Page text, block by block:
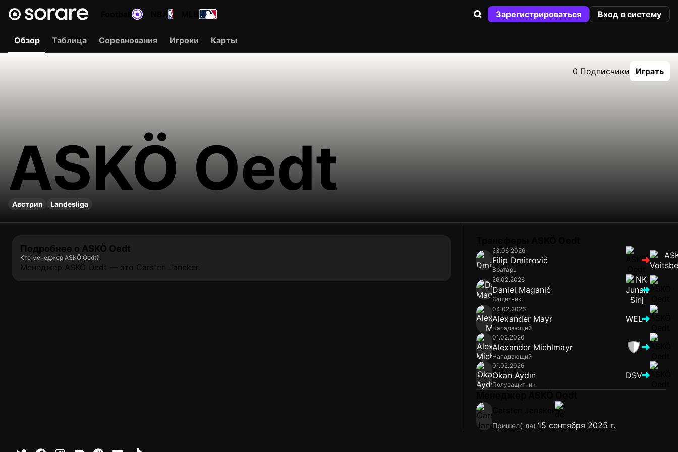
Зарегистрироваться Вход в систему
Обзор Таблица Соревнования Игроки Карты
0 Подписчики Играть
ASKÖ Oedt
Австрия Landesliga
Подробнее о ASKÖ Oedt
Кто менеджер ASKÖ Oedt?
Менеджер ASKÖ Oedt — это Carsten Jancker.
23.06.2026
Filip Dmitrović
Вратарь
26.02.2026
Daniel Maganić
Защитник
04.02.2026
Alexander Mayr
Нападающий
WEL
01.02.2026
Alexander Michlmayr
Нападающий
01.02.2026
Okan Aydın
Полузащитник
DSV
Пришел(-ла) 15 сентября 2025 г.